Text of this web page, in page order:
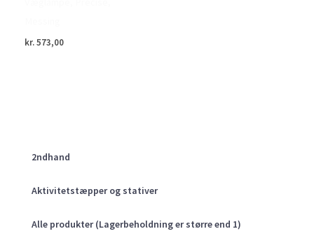
2ndhand
Aktivitetstæpper og stativer
Alle produkter (Lagerbeholdning er større end 1)
kr.573,00